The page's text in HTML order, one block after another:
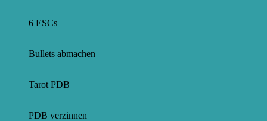
6 ESCs
Bullets abmachen
Tarot PDB
PDB verzinnen